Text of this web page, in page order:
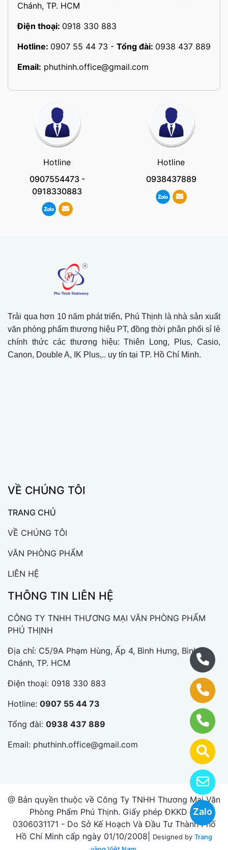
Zalo
Chánh, TP. HCM
Điện thoại: 0918 330 883
Hotline: 0907 55 44 73 - Tổng đài: 0938 437 889
Email: phuthinh.office@gmail.com
Hotline
0907554473-
0918330883
Hotline
0938437889
Trải qua hơn 10 năm phát triển, Phú Thịnh là nhà sản xuất
văn phòng phẩm thương hiệu PT, đồng thời phân phối sỉ lẻ
chính thức các thương hiệu: Thiên Long, Plus, Casio,
Canon, Double A, IK Plus,.. uy tín tại TP. Hồ Chí Minh.
VỀ CHÚNG TÔI
TRANG CHỦ
VỀ CHÚNG TÔI
VĂN PHÒNG PHẨM
LIÊN HỆ
THÔNG TIN LIÊN HỆ
CÔNG TY TNHH THƯƠNG MẠI VĂN PHÒNG PHẨM
PHÚ THỊNH
Địa chỉ: C5/9A Phạm Hùng, Ấp 4, Bình Hưng, Bình
Chánh, TP. HCM
Điện thoại: 0918 330 883
Hotline: 0907 55 44 73
Tổng đài: 0938 437 889
Email: phuthinh.office@gmail.com
@ Bản quyền thuộc về Công Ty TNHH Thương Mại Văn
Phòng Phẩm Phú Thịnh. Giấy phép ĐKKD số
0306031171 - Do Sở Kế Hoạch Và Đầu Tư Thành Phố
Hồ Chí Minh cấp ngày 01/10/2008|
Designed by Trang